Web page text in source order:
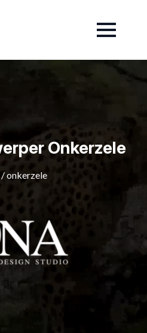
Onkerzele
/onkerzele